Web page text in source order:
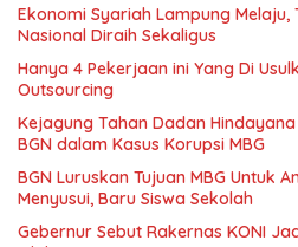
Ekonomi Syariah Lampung Melaju,
Nasional Diraih Sekaligus
Hanya 4 Pekerjaan ini Yang Di
Outsourcing
Kejagung Tahan Dadan
BGN dalam Kasus Korupsi MBG
BGN Luruskan Tujuan MBG Untuk
Menyusui, Baru Siswa Sekolah
Gebernur Sebut Rakernas KONI